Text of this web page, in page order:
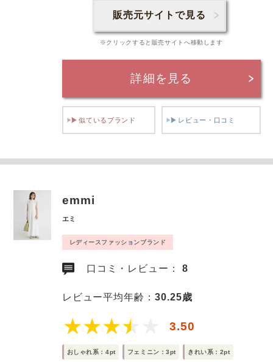
販売元サイトで見る
※クリックすると販売サイトへ移動します
詳細を見る
似ているブランド レビュー・口コミ
emmi
エミ
レディースファッションブランド
口コミ・レビュー：8
レビュー平均年齢：30.25歳
3.50
おしゃれ系：4pt フェミニン：3pt きれい系：2pt